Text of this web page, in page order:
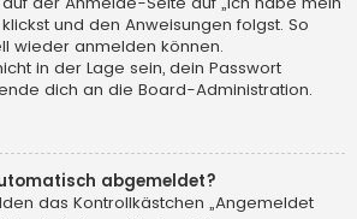
und den Anweisungen folgst. So
wieder anmelden können.
in der Lage sein, dein Passwort
dich an die Board-Administration.
abgemeldet?
das Kontrollkästchen „Angemeldet